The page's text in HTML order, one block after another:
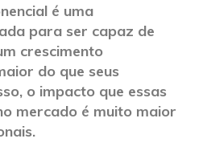
é uma
para ser capaz de
crescimento
do que seus
o impacto que essas
mercado é muito maior